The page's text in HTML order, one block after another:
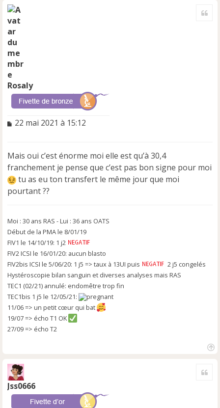
Rosaly
M
s
a
g
e
n
o
u
22 mai 2021 à 15:12
Mais oui c’est énorme moi elle est qu’à 30,4
franchement je pense que c’est pas bon signe pour moi
tu as eu ton transfert le même jour que moi
pourtant ??
Moi : 30 ans RAS - Lui : 36 ans OATS
Début de la PMA le 8/01/19
FIV1 le 14/10/19: 1 j2
FIV2 ICSI le 16/01/20: aucun blasto
FIV2bis ICSI le 5/06/20: 1 j5 => taux à 13UI puis
2 j5 congelés
Hystéroscopie bilan sanguin et diverses analyses mais RAS
TEC1 (02/21) annulé: endomêtre trop fin
TEC1bis 1 j5 le 12/05/21:
11/06 => un petit cœur qui bat
19/07 => écho T1 OK
27/09 => écho T2
Jss0666